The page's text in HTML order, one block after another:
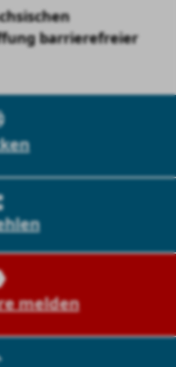
barrierefreier
melden